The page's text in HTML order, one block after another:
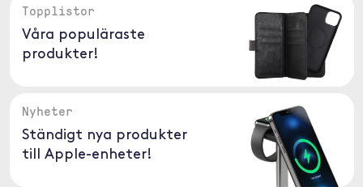
Topplistor
Våra populäraste
produkter!
Nyheter
Ständigt nya produkter
till Apple-enheter!